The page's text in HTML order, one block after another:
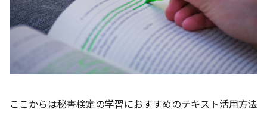
ここからは秘書検定の学習におすすめのテキスト活用方法